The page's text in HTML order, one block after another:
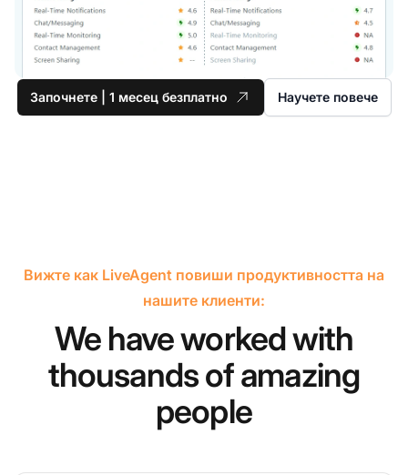
Започнете | 1 месец безплатно Научете повече
Вижте как LiveAgent повиши продуктивността на
нашите клиенти:
We have worked with
thousands of amazing
people